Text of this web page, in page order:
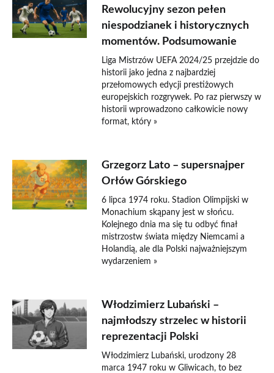
Rewolucyjny sezon pełen
niespodzianek i historycznych
momentów. Podsumowanie
Liga Mistrzów UEFA 2024/25 przejdzie do
historii jako jedna z najbardziej
przełomowych edycji prestiżowych
europejskich rozgrywek. Po raz pierwszy w
historii wprowadzono całkowicie nowy
format, który »
Grzegorz Lato – supersnajper
Orłów Górskiego
6 lipca 1974 roku. Stadion Olimpijski w
Monachium skąpany jest w słońcu.
Kolejnego dnia ma się tu odbyć finał
mistrzostw świata między Niemcami a
Holandią, ale dla Polski najważniejszym
wydarzeniem »
Włodzimierz Lubański –
najmłodszy strzelec w historii
reprezentacji Polski
Włodzimierz Lubański, urodzony 28
marca 1947 roku w Gliwicach, to bez